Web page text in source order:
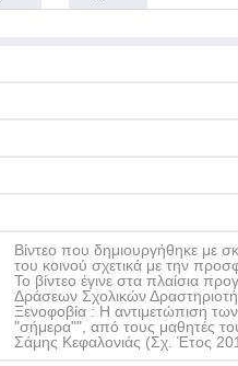
Βίντεο που δημιουργήθηκε με
του κοινού σχετικά με την
Το βίντεο έγινε στα πλαίσια
Δράσεων Σχολικών
Ξενοφοβία : Η αντιμετώπιση
"σήμερα"", από τους μαθητές
Σάμης Κεφαλονιάς (Σχ. Έτος